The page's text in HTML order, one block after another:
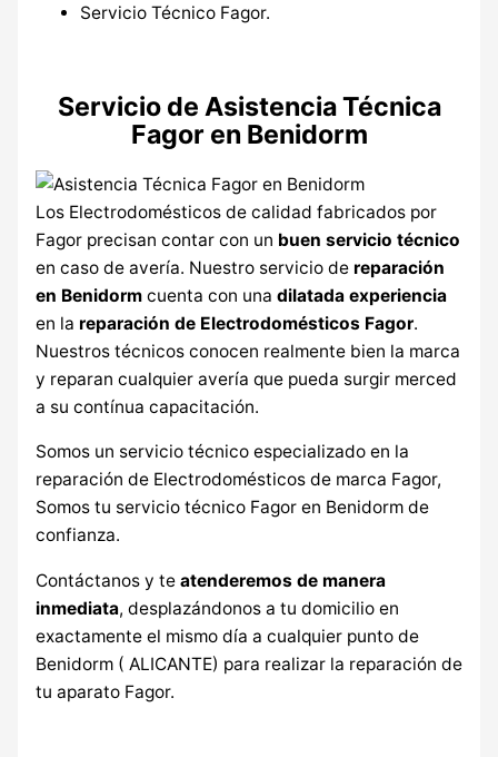
Servicio Técnico Fagor.
Servicio de Asistencia Técnica
Fagor en Benidorm
Los Electrodomésticos de calidad fabricados por
Fagor precisan contar con un buen servicio técnico
en caso de avería. Nuestro servicio de reparación
en Benidormcuenta con una dilatada experiencia
en la reparación de Electrodomésticos Fagor.
Nuestros técnicos conocen realmente bien la marca
y reparan cualquier avería que pueda surgir merced
a su contínua capacitación.
Somos un servicio técnico especializado en la
reparación de Electrodomésticos de marca Fagor,
Somos tu servicio técnico Fagor en Benidorm de
confianza.
Contáctanos y te atenderemos de manera
inmediata, desplazándonos a tu domicilio en
exactamente el mismo día a cualquier punto de
Benidorm ( ALICANTE) para realizar la reparación de
tu aparato Fagor.